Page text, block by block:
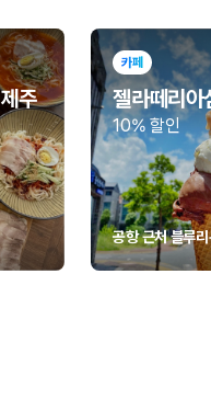
주
카페
젤라떼리아
10% 할인
공항 근처 블루